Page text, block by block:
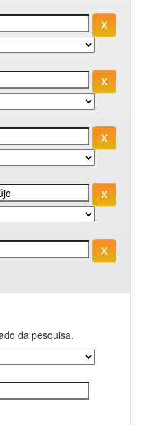
da pesquisa.